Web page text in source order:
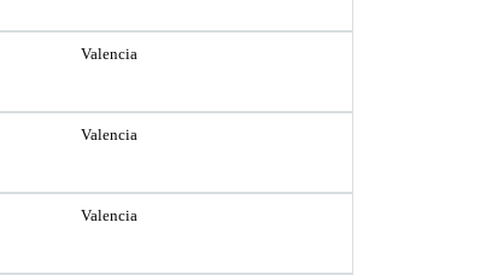
Valencia
Valencia
Valencia